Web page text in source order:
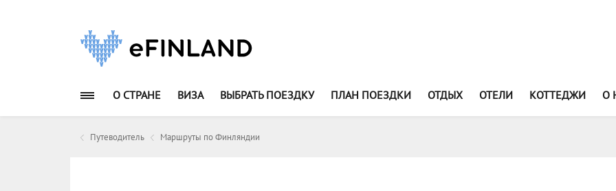
О СТРАНЕ ВИЗА ВЫБРАТЬ ПОЕЗДКУ ПЛАН ПОЕЗДКИ ОТДЫХ ОТЕЛИ КОТТЕДЖИ О
Путеводитель Маршруты по Финляндии